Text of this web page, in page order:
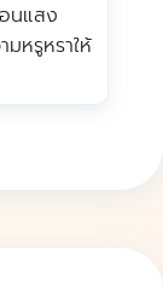
นแสง
มหรูหราให้